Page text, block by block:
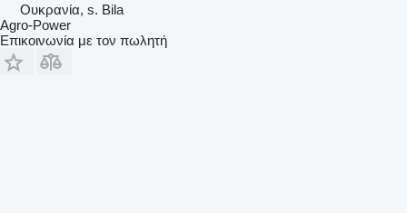
Ουκρανία, s. Bila
Agro-Power
Επικοινωνία με τον πωλητή